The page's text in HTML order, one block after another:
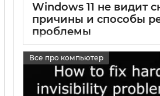
Windows 11 не видит
причины и способы
проблемы
Все про компьютер